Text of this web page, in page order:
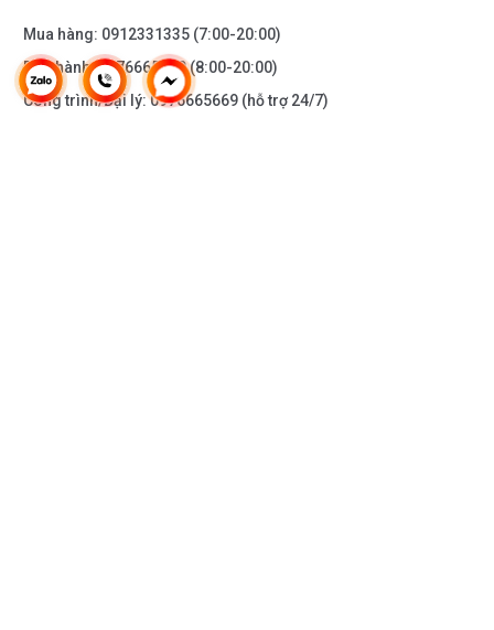
Mua hàng: 0912331335 (7:00-20:00)
Bảo hành:0976665669(8:00-20:00)
Công trình/Đại lý:0976665669 (hỗ trợ 24/7)